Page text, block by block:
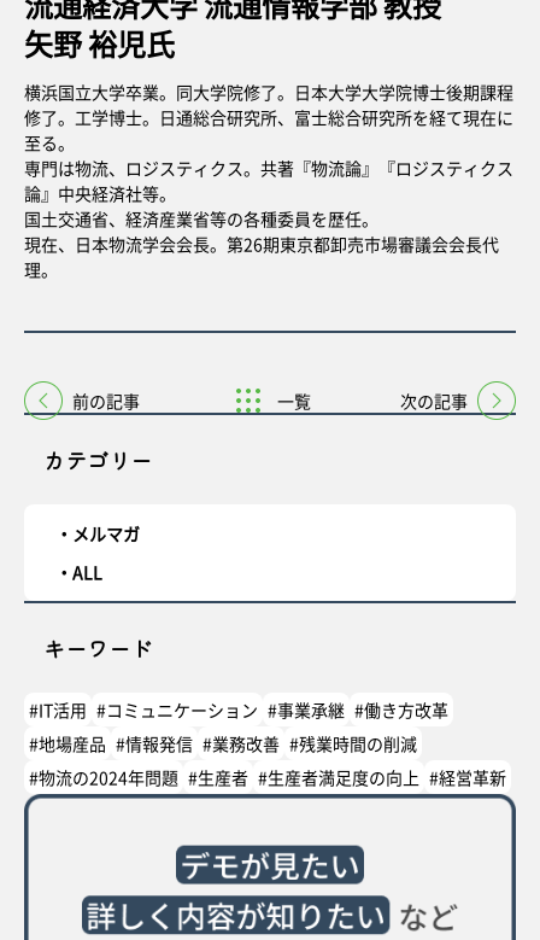
カテゴリー
メルマガ
ALL
キーワード
#IT活用 #コミュニケーション #事業承継 #働き方改革
#地場産品 #情報発信 #業務改善 #残業時間の削減
#物流の2024年問題 #生産者 #生産者満足度の向上 #経営革新
矢野 裕児氏
横浜国立大学卒業。同大学院修了。日本大学大学院博士後期課程
修了。工学博士。日通総合研究所、富士総合研究所を経て現在に
至る。
専門は物流、ロジスティクス。共著『物流論』『ロジスティクス
論』中央経済社等。
国土交通省、経済産業省等の各種委員を歴任。
現在、日本物流学会会長。第26期東京都卸売市場審議会会長代
理。
前の記事 一覧 次の記事